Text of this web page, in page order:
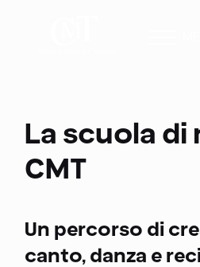
La scuola di
CMT
Un percorso di
canto, danza e